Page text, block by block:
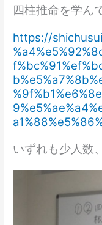
四柱推命を学ん
https://
いずれも少人数